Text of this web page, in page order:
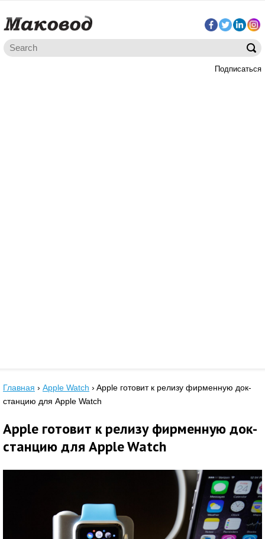
Подписаться
Главная › Apple Watch › Apple готовит к релизу фирменную док-
станцию для Apple Watch
Apple готовит к релизу фирменную док-
станцию для Apple Watch